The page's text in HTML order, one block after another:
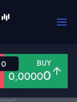
Metales
BUY
0,00000
0